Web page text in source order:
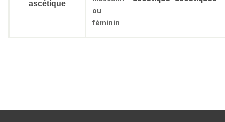
ascétique
ou
féminin